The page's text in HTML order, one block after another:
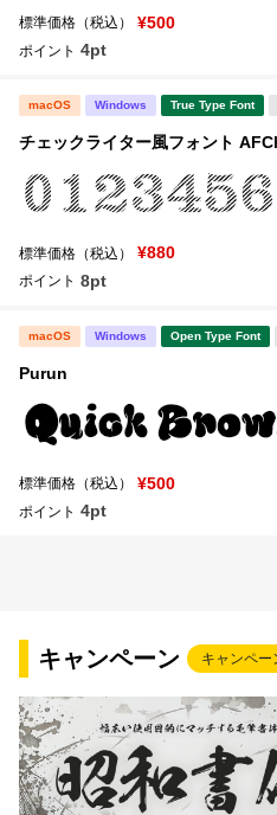
標準価格（税込） ¥500
ポイント 4pt
macOS Windows True Type Font
チェックライター風フォント
標準価格（税込） ¥880
ポイント 8pt
macOS Windows Open Type Font
Purun
標準価格（税込） ¥500
ポイント 4pt
キャンペーン キャンペー